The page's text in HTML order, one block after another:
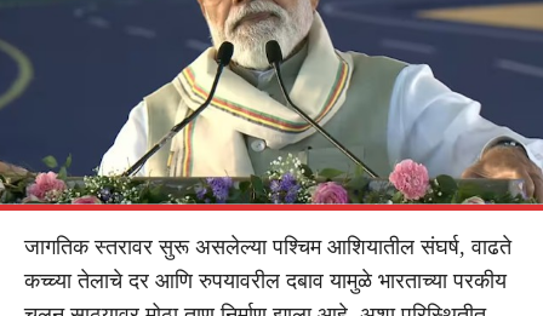
जागतिक स्तरावर सुरू असलेल्या पश्चिम आशियातील संघर्ष, वाढते
कच्च्या तेलाचे दर आणि रुपयावरील दबाव यामुळे भारताच्या परकीय